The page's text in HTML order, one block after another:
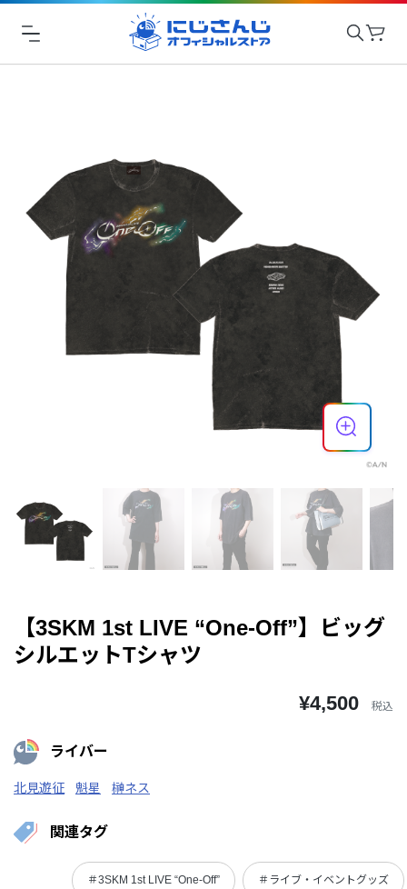
【3SKM 1st LIVE “One-Off”】ビッグ
シルエットTシャツ
¥4,500 税込
ライバー
北見遊征 魁星 榊ネス
関連タグ
＃3SKM 1st LIVE “One-Off” ＃ライブ・イベントグッズ